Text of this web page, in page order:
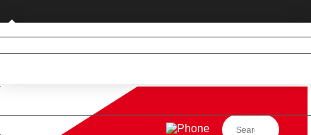
Privatkunde (nur DE)